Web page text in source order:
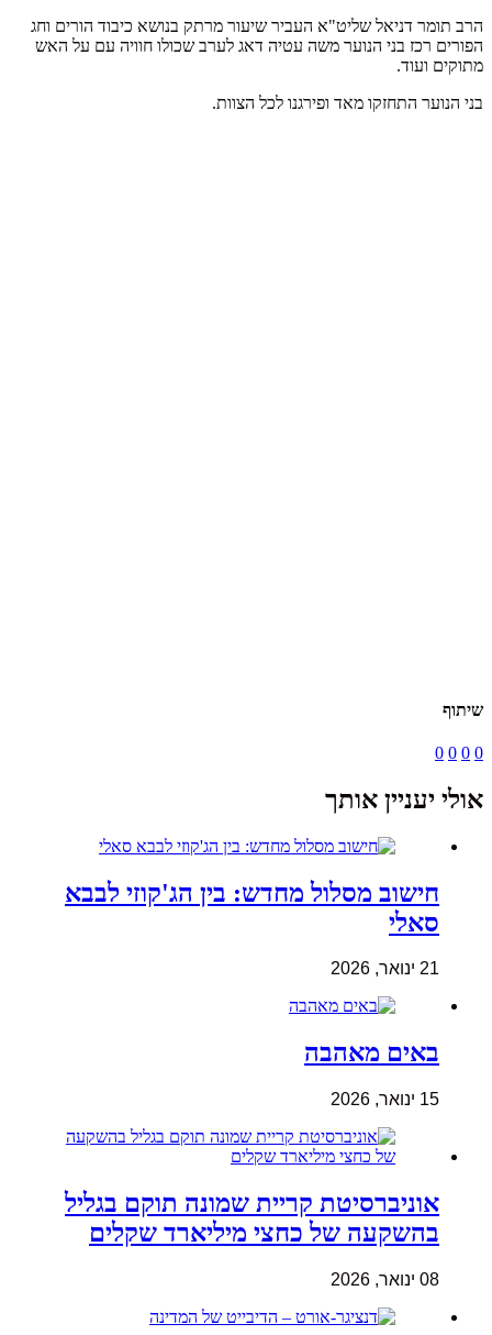
הרב תומר דניאל שליט"א העביר שיעור מרתק בנושא כיבוד הורים וחג
הפורים רכז בני הנוער משה עטיה דאג לערב שכולו חוויה עם על האש
מתוקים ועוד.
בני הנוער התחזקו מאד ופירגנו לכל הצוות.
שיתוף
0
0
0
0
אולי יעניין אותך
חישוב מסלול מחדש: בין הג'קוזי לבבא
סאלי
21 ינואר, 2026
באים מאהבה
15 ינואר, 2026
אוניברסיטת קריית שמונה תוקם בגליל
בהשקעה של כחצי מיליארד שקלים
08 ינואר, 2026